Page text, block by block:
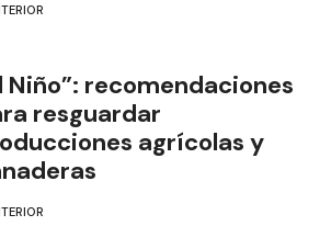
Niño”: recomendaciones
resguardar
agrícolas y